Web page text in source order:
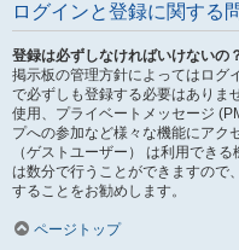
ログインと登録に関する
登録は必ずしなければいけないの
掲示板の管理方針によってはログ
で必ずしも登録する必要はありま
使用、プライベートメッセージ
プへの参加など様々な機能にアク
（ゲストユーザー） は利用でき
は数分で行うことができますので
することをお勧めします。
ページトップ